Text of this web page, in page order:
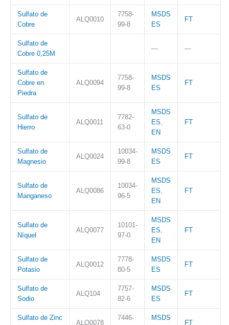
Sulfato de
Cobre
ALQ0010
7758-
99-8
MSDS
ES
FT
Sulfato de
Cobre 0,25M
— —
Sulfato de
Cobre en
Piedra
ALQ0094
7758-
99-8
MSDS
ES
FT
Sulfato de
Hierro
ALQ0011
7782-
63-0
MSDS
ES,
EN
FT
Sulfato de
Magnesio
ALQ0024
10034-
99-8
MSDS
ES
FT
Sulfato de
Manganeso
ALQ0086
10034-
96-5
MSDS
ES,
EN
FT
Sulfato de
Níquel
ALQ0077
10101-
97-0
MSDS
ES,
EN
FT
Sulfato de
Potasio
ALQ0012
7778-
80-5
MSDS
ES
FT
Sulfato de
Sodio
ALQ104
7757-
82-6
MSDS
ES
FT
Sulfato de Zinc
ALQ0078
7446-
MSDS
FT